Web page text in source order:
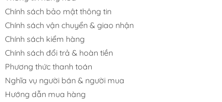
Chính sách bảo mật thông tin
Chính sách vận chuyển & giao nhận
Chính sách kiểm hàng
Chính sách đổi trả & hoàn tiền
Phương thức thanh toán
Nghĩa vụ người bán & người mua
Hướng dẫn mua hàng